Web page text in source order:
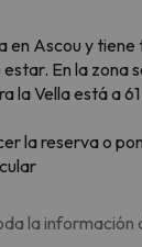
en Ascou y
En la zona
la Vella está a
la reserva o
la